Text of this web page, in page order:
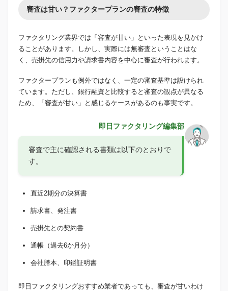
審査は甘い？ファクタープランの審査の特徴
ファクタリング業界では「審査が甘い」といった表現を見かけ
ることがあります。しかし、実際には無審査ということはな
く、売掛先の信用力や請求書内容を中心に審査が行われます。
ファクタープランも例外ではなく、一定の審査基準は設けられ
ています。ただし、銀行融資と比較すると審査の観点が異なる
ため、「審査が甘い」と感じるケースがあるのも事実です。
即日ファクタリング編集部
審査で主に確認される書類は以下のとおりで
す。
直近2期分の決算書
請求書、発注書
売掛先との契約書
通帳（過去6か月分）
会社謄本、印鑑証明書
即日ファクタリングおすすめ業者であっても、審査が甘いわけ